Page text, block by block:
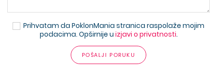
Prihvatam da PoklonMania stranica raspolaže mojim
podacima. Opširnije u izjavi o privatnosti.
POŠALJI PORUKU